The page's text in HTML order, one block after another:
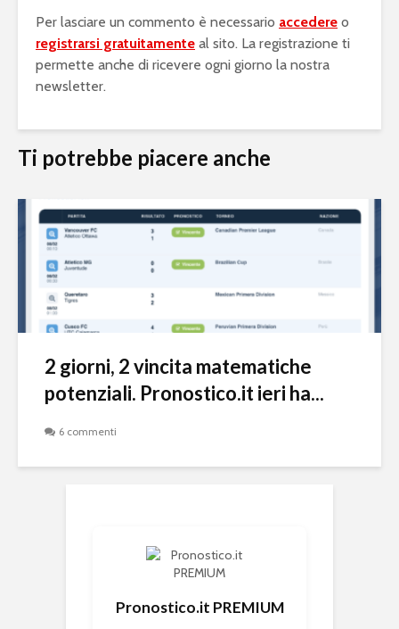
Per lasciare un commento è necessario accedere o
registrarsi gratuitamente al sito. La registrazione ti
permette anche di ricevere ogni giorno la nostra
newsletter.
Ti potrebbe piacere anche
2 giorni, 2 vincita matematiche
potenziali. Pronostico.it ieri ha...
6 commenti
Pronostico.it PREMIUM